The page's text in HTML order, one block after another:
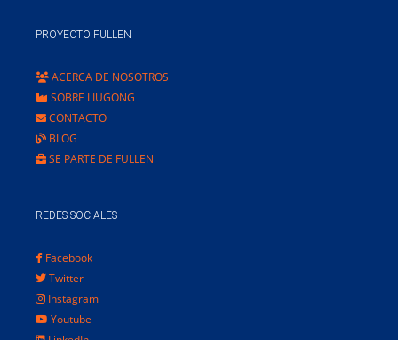
PROYECTO FULLEN
ACERCA DE NOSOTROS
SOBRE LIUGONG
CONTACTO
BLOG
SE PARTE DE FULLEN
REDES SOCIALES
Facebook
Twitter
Instagram
Youtube